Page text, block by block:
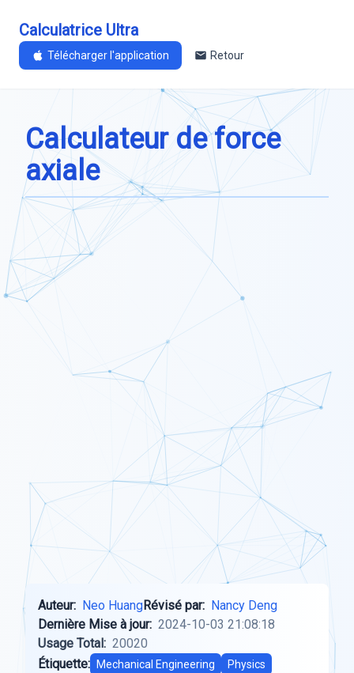
Calculatrice Ultra
Télécharger l'application Retour
Calculateur de force
axiale
Auteur: Neo HuangRévisé par: Nancy Deng
Dernière Mise à jour: 2024-10-03 21:08:18
Usage Total: 20020
Étiquette:
Mechanical Engineering
Physics